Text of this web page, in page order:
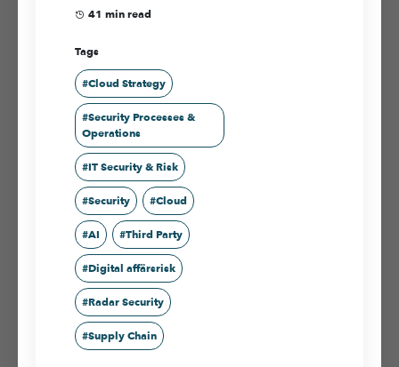
41 min read
Tags
#Cloud Strategy
#Security Processes &
Operations
# IT Security & Risk
#Security #Cloud
#AI #Third Party
#Digital affärsrisk
#Radar Security
#Supply Chain